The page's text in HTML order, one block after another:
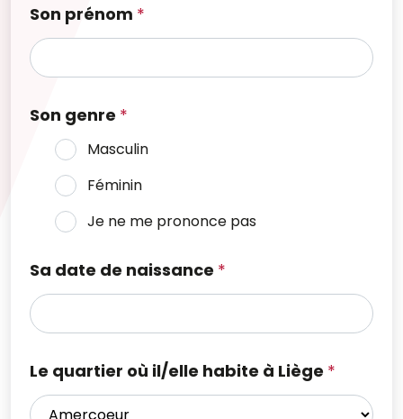
Son prénom *
Son genre *
Masculin
Féminin
Je ne me prononce pas
Sa date de naissance *
Le quartier où il/elle habite à Liège *